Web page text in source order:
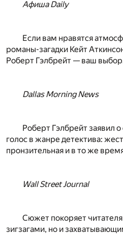
Афиша Daily
Если вам нравятся
романы-загадки Кейт
Роберт Гэлбрейт — ваш
Dallas Morning News
Роберт Гэлбрейт заявил
голос в жанре детектива:
пронзительная и в то же
Wall Street Journal
Сюжет покоряет
зигзагами, но и